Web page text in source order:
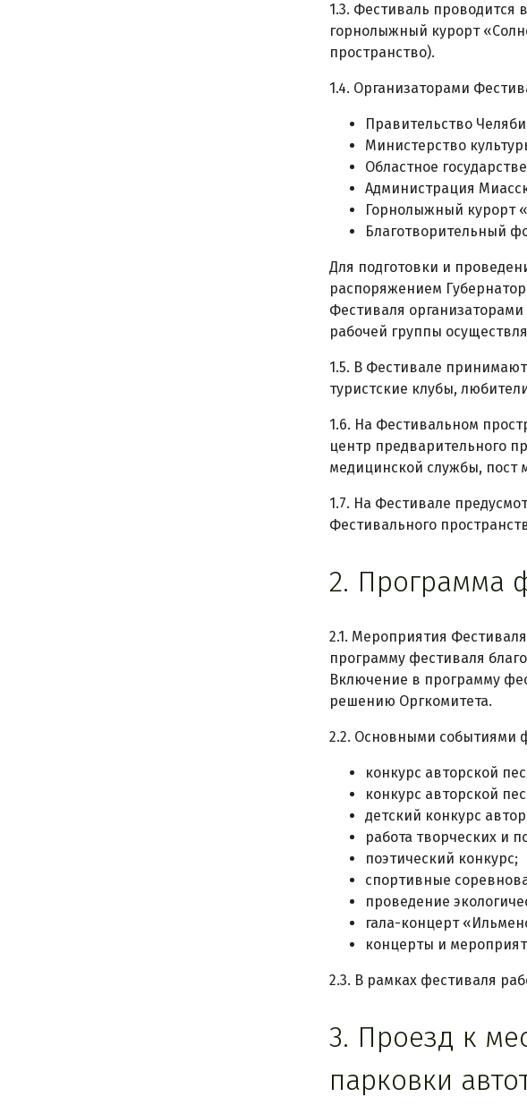
1.3. Фестиваль проводится
горнолыжный курорт
пространство).
1.4. Организаторами
Правительство
Министерство
Областное
Администрация
Горнолыжный курорт
Благотворительный
Для подготовки и
распоряжением
Фестиваля
рабочей группы
1.5. В Фестивале
туристские клубы,
1.6. На Фестивальном
центр предварительного
медицинской службы, пост
1.7. На Фестивале
Фестивального
2. Программа
2.1. Мероприятия
программу фестиваля
Включение в программу
решению Оргкомитета.
2.2. Основными событиями
конкурс авторской
конкурс авторской
детский конкурс
работа творческих и
поэтический конкурс;
спортивные
проведение
гала-концерт
концерты и
2.3. В рамках фестиваля
3. Проезд к
парковки